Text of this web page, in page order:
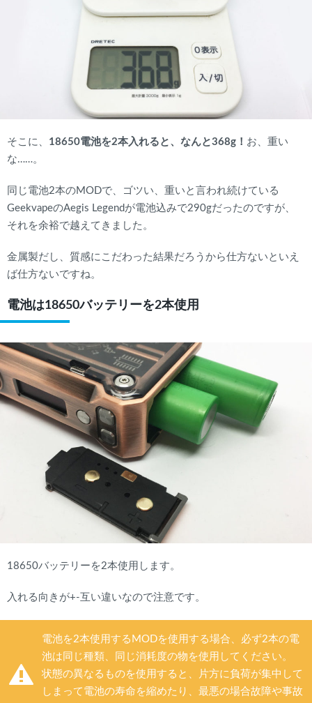
そこに、 18650電池を2本入れると、なんと368g！ お、重い
な……。
同じ電池2本のMODで、ゴツい、重いと言われ続けている
GeekvapeのAegis Legendが電池込みで290gだったのですが、
それを余裕で越えてきました。
金属製だし、質感にこだわった結果だろうから仕方ないといえ
ば仕方ないですね。
電池は18650バッテリーを2本使用
18650バッテリーを2本使用します。
入れる向きが+-互い違いなので注意です。
電池を2本使用するMODを使用する場合、必ず2本の電
池は同じ種類、同じ消耗度の物を使用してください。
状態の異なるものを使用すると、片方に負荷が集中して
しまって電池の寿命を縮めたり、最悪の場合故障や事故